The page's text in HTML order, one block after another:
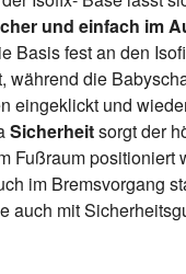
und einfach im
Basis fest an den
während die
eingeklickt und
Sicherheitsorgt der
Fußraum positioniert
im Bremsvorgang
auch mit